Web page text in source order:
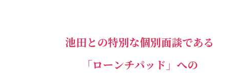
池田との特別な個別面談である
「ローンチパッド」への